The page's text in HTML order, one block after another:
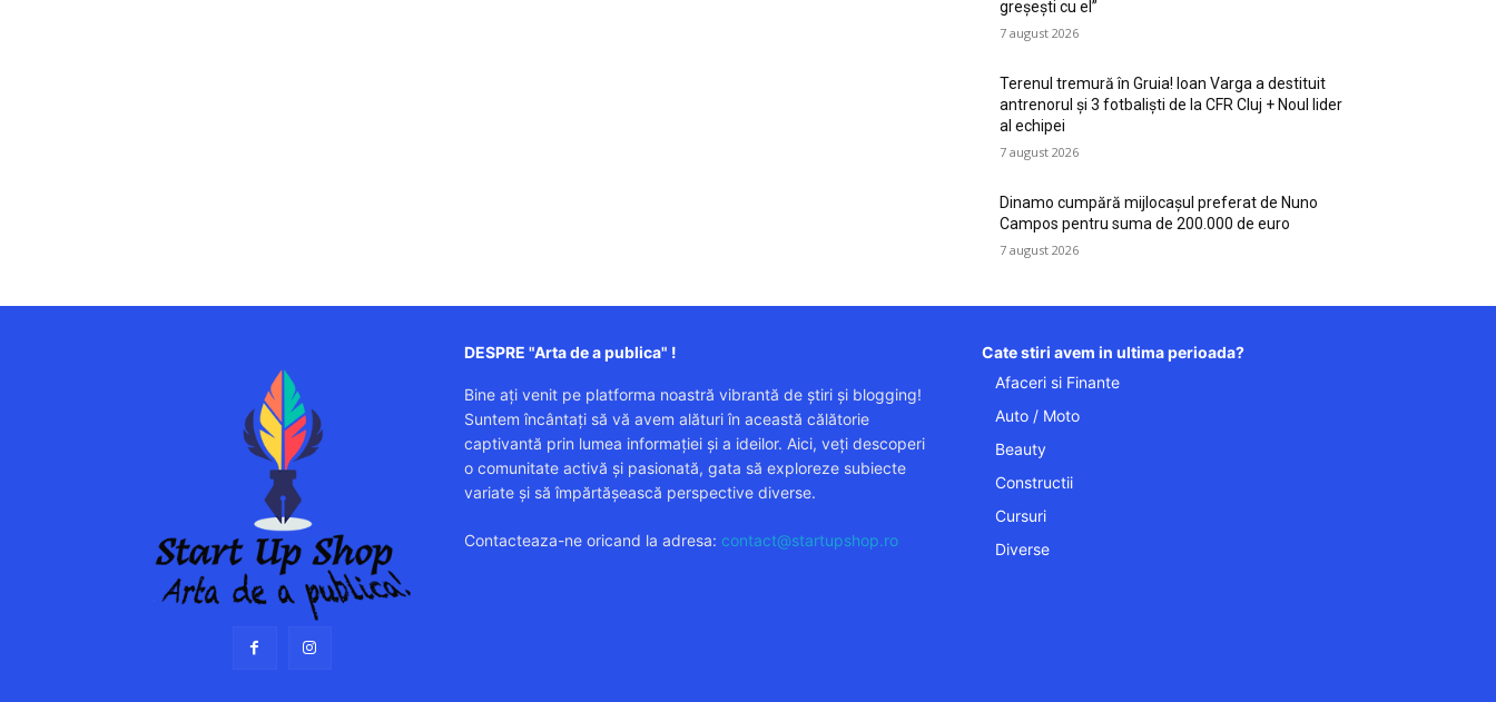
greșești cu el”
7 august 2026
Terenul tremură în Gruia! Ioan Varga a destituit
antrenorul și 3 fotbaliști de la CFR Cluj + Noul lider
al echipei
7 august 2026
Dinamo cumpără mijlocașul preferat de Nuno
Campos pentru suma de 200.000 de euro
7 august 2026
DESPRE "Arta de a publica" !
Bine ați venit pe platforma noastră vibrantă de știri și blogging!
Suntem încântați să vă avem alături în această călătorie
captivantă prin lumea informației și a ideilor. Aici, veți descoperi
o comunitate activă și pasionată, gata să exploreze subiecte
variate și să împărtășească perspective diverse.
Contacteaza-ne oricand la adresa: contact@startupshop.ro
Cate stiri avem in ultima perioada?
Afaceri si Finante
Auto / Moto
Beauty
Constructii
Cursuri
Diverse